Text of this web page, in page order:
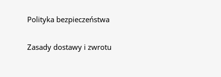
Polityka bezpieczeństwa
Zasady dostawy i zwrotu